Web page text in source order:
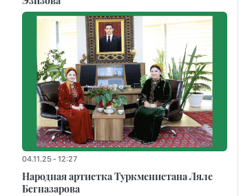
04.11.25 - 12:27
Народная артистка Туркменистана Ляле
Бегназарова